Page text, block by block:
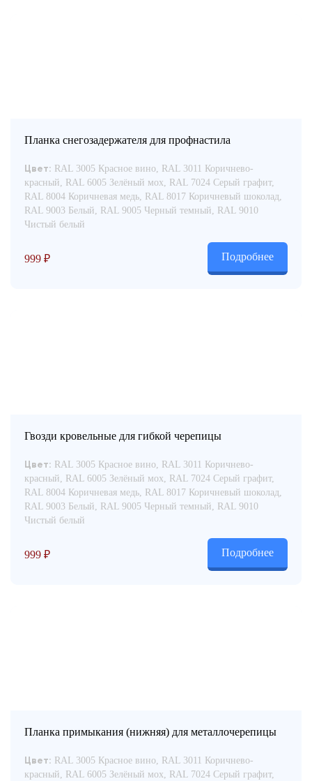
Планка снегозадержателя для профнастила
Цвет: RAL 3005 Красное вино, RAL 3011 Коричнево-
красный, RAL 6005 Зелёный мох, RAL 7024 Серый графит,
RAL 8004 Коричневая медь, RAL 8017 Коричневый шоколад,
RAL 9003 Белый, RAL 9005 Черный темный, RAL 9010
Чистый белый
999 ₽ Подробнее
Гвозди кровельные для гибкой черепицы
Цвет: RAL 3005 Красное вино, RAL 3011 Коричнево-
красный, RAL 6005 Зелёный мох, RAL 7024 Серый графит,
RAL 8004 Коричневая медь, RAL 8017 Коричневый шоколад,
RAL 9003 Белый, RAL 9005 Черный темный, RAL 9010
Чистый белый
999 ₽ Подробнее
Планка примыкания (нижняя) для металлочерепицы
Цвет: RAL 3005 Красное вино, RAL 3011 Коричнево-
красный, RAL 6005 Зелёный мох, RAL 7024 Серый графит,